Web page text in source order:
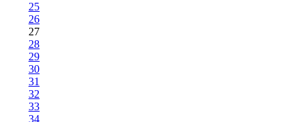
25
26
27
28
29
30
31
32
33
34